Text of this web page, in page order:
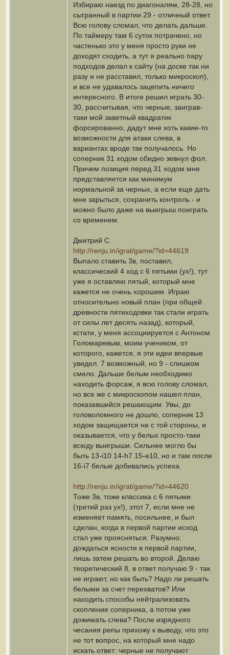
Избираю наезд по диагоналям, 28-28, но
сыгранный в партии 29 - отличный ответ.
Всю голову сломал, что делать дальше.
По таймеру там 6 суток потрачено, но
частенько это у меня просто руки не
доходят сходить, а тут я реально пару
подходов делал к сайту (на доске так ни
разу и не расставил, только микроскоп),
и все не удавалось зацепить ничего
интересного. В итоге решил играть 30-
30, рассчитывая, что черные, заиграв-
таки мой заветный квадратик
форсированно, дадут мне хоть какие-то
возможности для атаки слева, в
вариантах вроде так получалось. Но
соперник 31 ходом обидно зевнул фол.
Причем позиция перед 31 ходом мне
представляется как минимум
нормальной за черных, а если еще дать
мне зарыться, сохранить контроль - и
можно было даже на выигрыш поиграть
со временем.
Дмитрий С.
http://renju.in/igrat/game/?id=44619
Выпало ставить 3в, поставил,
классический 4 ход с 6 пятыми (ух!), тут
уже я оставляю пятый, который мне
кажется не очень хорошим. Играю
относительно новый план (при общей
древности пятиходовки так стали играть
от силы лет десять назад), который,
кстати, у меня ассоциируется с Антоном
Голомаревым, моим учеником, от
которого, кажется, я эти идеи впервые
увидел. 7 возможный, но 9 - слишком
смело. Дальше белым необходимо
находить форсаж, я всю голову сломал,
но все же с микроскопом нашел план,
показавшийся решающим. Увы, до
головоломного не дошло, соперник 13
ходом защищается не с той стороны, и
оказывается, что у белых просто-таки
всюду выигрыши. Сильнее могло бы
быть 13-i10 14-h7 15-e10, но и там после
16-i7 белые добивались успеха.
http://renju.in/igrat/game/?id=44620
Тоже 3в, тоже классика с 6 пятыми
(третий раз ух!), этот 7, если мне не
изменяет память, посильнее, и был
сделан, когда в первой партии исход
стал уже проясняться. Разумно:
дождаться ясности в первой партии,
лишь затем решать во второй. Делаю
теоретический 8, в ответ получаю 9 - так
не играют, но как быть? Надо ли решать
белыми за счет перехватов? Или
находить способы нейтрализовать
скопление соперника, а потом уже
дожимать слева? После изрядного
чесания репы прихожу к выводу, что это
не тот вопрос, на который мне надо
искать ответ: черные не получают